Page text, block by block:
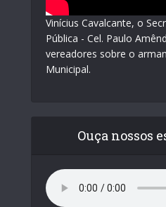
Vinícius Cavalcante, o
Pública - Cel. Paulo
vereadores sobre o
Municipal.
Ouça nossos